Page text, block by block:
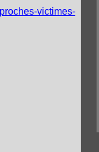
victimes-